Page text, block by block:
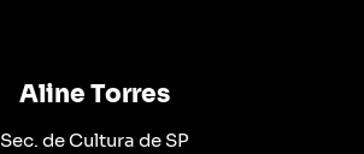
Aline Torres
Sec. de Cultura de SP